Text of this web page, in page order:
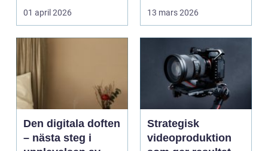
bokningar,
incheckning,
betalningar...
01 april 2026
släktkalas, s...
13 mars 2026
Den digitala doften
– nästa steg i
Strategisk
videoproduktion